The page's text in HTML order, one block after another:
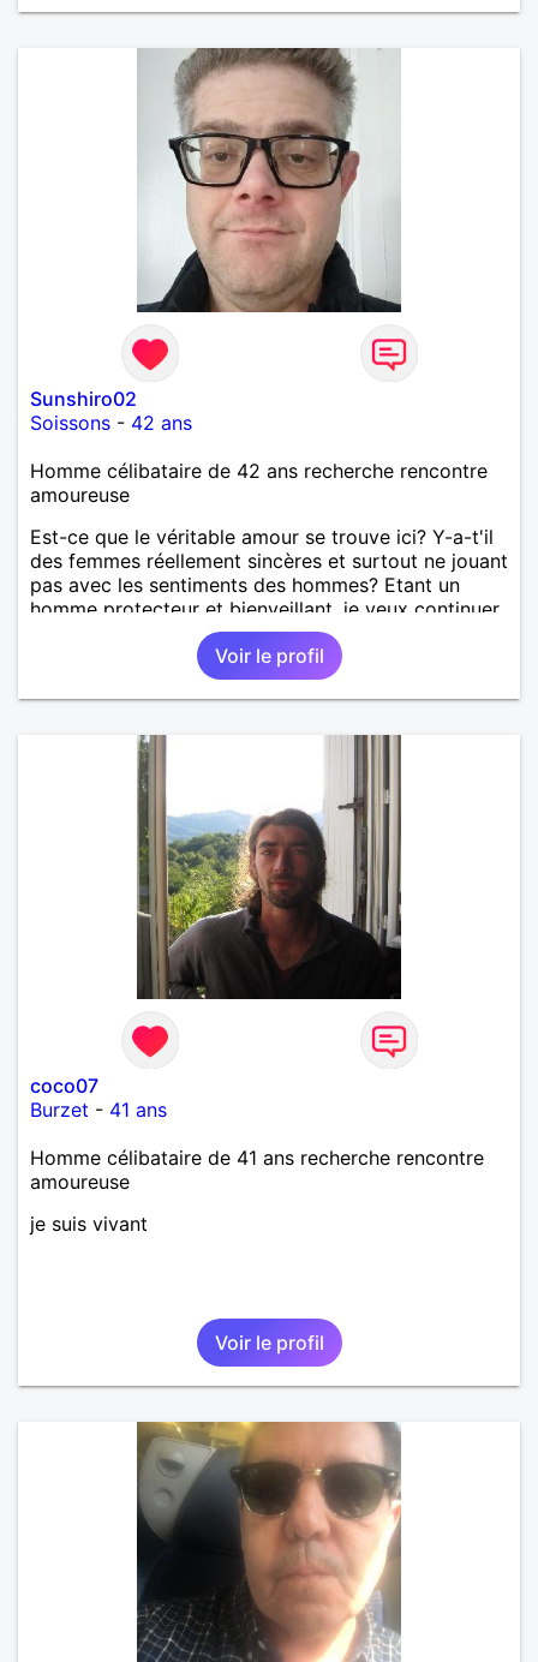
Sunshiro02
Soissons - 42 ans
Homme célibataire de 42 ans recherche rencontre
amoureuse
Est-ce que le véritable amour se trouve ici? Y-a-t'il
des femmes réellement sincères et surtout ne jouant
pas avec les sentiments des hommes? Etant un
homme protecteur et bienveillant, je veux continuer
d'y croire et pouvoir enfin former la petite famille
que je désir temps. Faux profil, profiteuse et autres
joyeuseté passer votre chemin, vous ne
m'intéressez pas du tout!
Voir le profil
coco07
Burzet - 41 ans
Homme célibataire de 41 ans recherche rencontre
amoureuse
je suis vivant
Voir le profil